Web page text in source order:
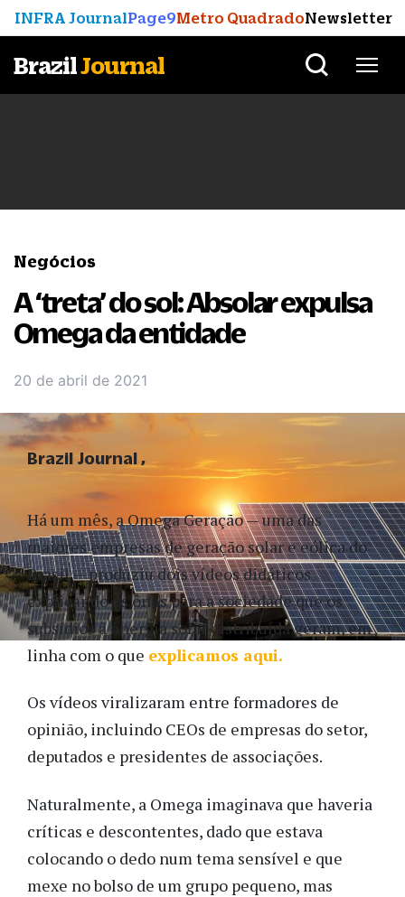
INFRA JournalPage9Metro QuadradoNewsletter
BrazilJournal
Negócios
A ‘treta’ do sol: Absolar expulsa
Omega da entidade
20 de abril de 2021
Há um mês, a Omega Geração — uma das
maiores empresas de geração solar e eólica do
Brasil — produziu dois vídeos didáticos
explicando os ônus para a sociedade que os
subsídios à energia solar distribuída geram, em
linha com o que explicamos aqui.
Os vídeos viralizaram entre formadores de
opinião, incluindo CEOs de empresas do setor,
deputados e presidentes de associações.
Naturalmente, a Omega imaginava que haveria
críticas e descontentes, dado que estava
colocando o dedo num tema sensível e que
mexe no bolso de um grupo pequeno, mas
Brazil Journal